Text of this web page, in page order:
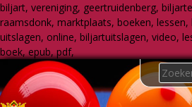
biljart, vereniging, geertruidenberg,
raamsdonk, marktplaats, boeken, lessen,
uitslagen, online, biljartuitslagen, video,
boek, epub, pdf,
to
content
Search
for: